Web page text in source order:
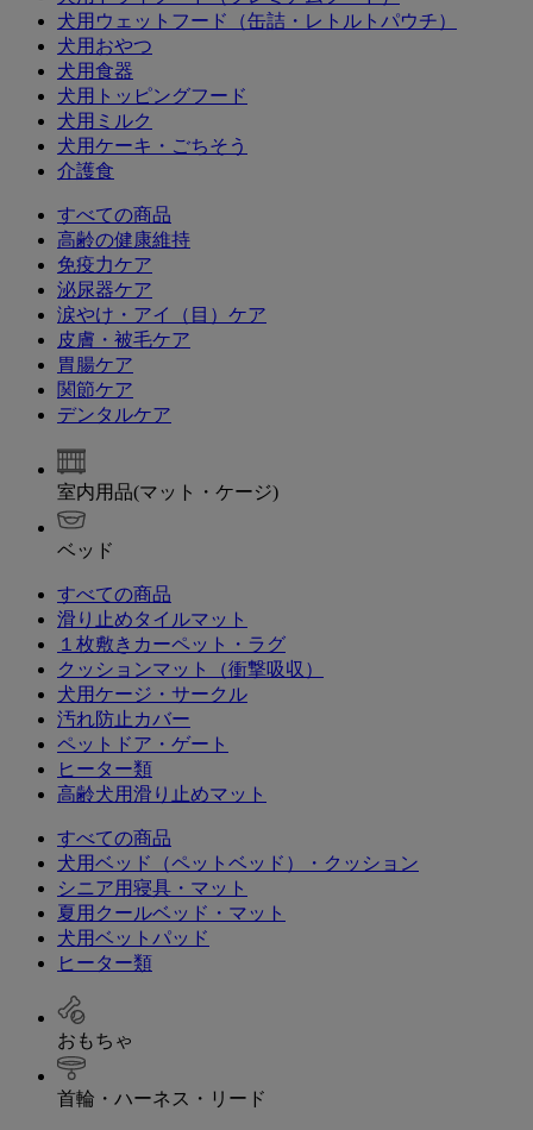
犬用ウェットフード（缶詰・レトルトパウチ）
犬用おやつ
犬用食器
犬用トッピングフード
犬用ミルク
犬用ケーキ・ごちそう
介護食
すべての商品
高齢の健康維持
免疫力ケア
泌尿器ケア
涙やけ・アイ（目）ケア
皮膚・被毛ケア
胃腸ケア
関節ケア
デンタルケア
室内用品(マット・ケージ)
ベッド
すべての商品
滑り止めタイルマット
１枚敷きカーペット・ラグ
クッションマット（衝撃吸収）
犬用ケージ・サークル
汚れ防止カバー
ペットドア・ゲート
ヒーター類
高齢犬用滑り止めマット
すべての商品
犬用ベッド（ペットベッド）・クッション
シニア用寝具・マット
夏用クールベッド・マット
犬用ベットパッド
ヒーター類
おもちゃ
首輪・ハーネス・リード